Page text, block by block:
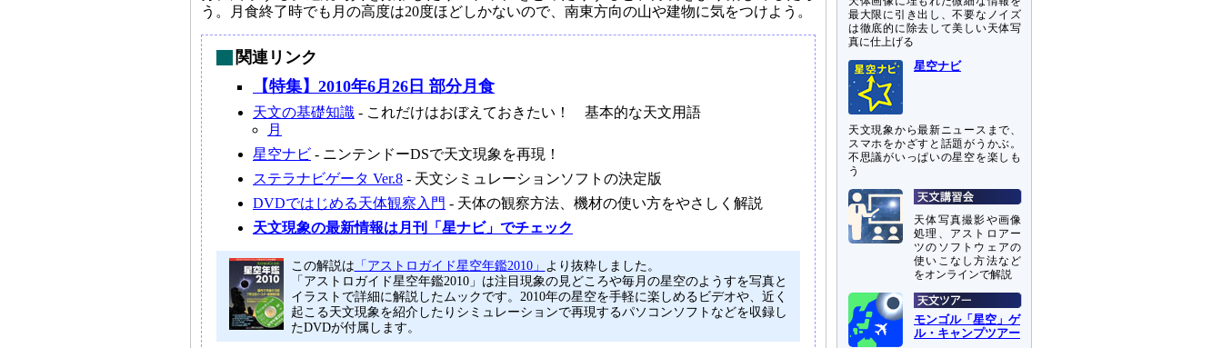
う。月食終了時でも月の高度は20度ほどしかないので、南東方向の山や建物に気をつけよう。
関連リンク
【特集】2010年6月26日 部分月食
天文の基礎知識 - これだけはおぼえておきたい！ 基本的な天文用語
月
星空ナビ - ニンテンドーDSで天文現象を再現！
ステラナビゲータ Ver.8 - 天文シミュレーションソフトの決定版
DVDではじめる天体観察入門 - 天体の観察方法、機材の使い方をやさしく解説
天文現象の最新情報は月刊「星ナビ」でチェック
この解説は 「アストロガイド星空年鑑2010」
より抜粋しました。
「アストロガイド星空年鑑2010」は注目現象の見どころや毎月の星空のようすを写真と
イラストで詳細に解説したムックです。2010年の星空を手軽に楽しめるビデオや、近く
起こる天文現象を紹介したりシミュレーションで再現するパソコンソフトなどを収録し
たDVDが付属します。
最大限に引き出し、不要なノイズ
は徹底的に除去して美しい天体写
真に仕上げる
星空ナビ
天文現象から最新ニュースまで、
スマホをかざすと話題がうかぶ。
不思議がいっぱいの星空を楽しも
う
天体写真撮影や画像
処理、アストロアー
ツのソフトウェアの
使いこなし方法など
をオンラインで解説
モンゴル「星空」ゲ
ル・キャンプツアー